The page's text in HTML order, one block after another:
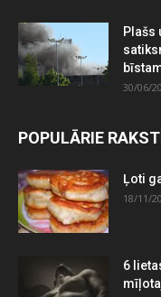
Plašs
30/06/
POPULĀRIE
Ļoti
18/11/
6